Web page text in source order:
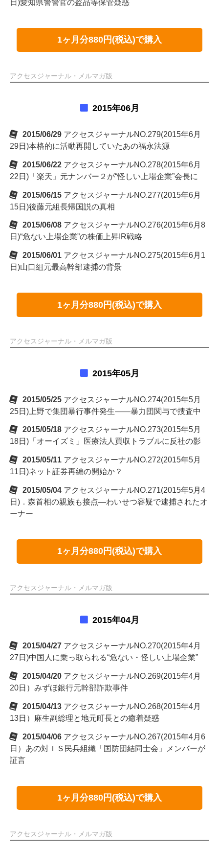
日)愛知県警警官の盗品等保管疑惑
1ヶ月分880円(税込)で購入
アクセスジャーナル・メルマガ版
2015年06月
2015/06/29 アクセスジャーナルNO.279(2015年6月
29日)本格的に活動再開していたあの福永法源
2015/06/22 アクセスジャーナルNO.278(2015年6月
22日)「楽天」元ナンバー２が“怪しい上場企業”会長に
2015/06/15 アクセスジャーナルNO.277(2015年6月
15日)後藤元組長帰国説の真相
2015/06/08 アクセスジャーナルNO.276(2015年6月8
日)“危ない上場企業”の株価上昇IR戦略
2015/06/01 アクセスジャーナルNO.275(2015年6月1
日)山口組元最高幹部逮捕の背景
1ヶ月分880円(税込)で購入
アクセスジャーナル・メルマガ版
2015年05月
2015/05/25 アクセスジャーナルNO.274(2015年5月
25日)上野で集団暴行事件発生――暴力団関与で捜査中
2015/05/18 アクセスジャーナルNO.273(2015年5月
18日)「オーイズミ」医療法人買収トラブルに反社の影
2015/05/11 アクセスジャーナルNO.272(2015年5月
11日)ネット証券再編の開始か？
2015/05/04 アクセスジャーナルNO.271(2015年5月4
日)．森首相の親族も接点―わいせつ容疑で逮捕されたオ
ーナー
1ヶ月分880円(税込)で購入
アクセスジャーナル・メルマガ版
2015年04月
2015/04/27 アクセスジャーナルNO.270(2015年4月
27日)中国人に乗っ取られる“危ない・怪しい上場企業”
2015/04/20 アクセスジャーナルNO.269(2015年4月
20日）みずほ銀行元幹部詐欺事件
2015/04/13 アクセスジャーナルNO.268(2015年4月
13日）麻生副総理と地元町長との癒着疑惑
2015/04/06 アクセスジャーナルNO.267(2015年4月6
日）あの対ＩＳ民兵組織「国防団結同士会」メンバーが
証言
1ヶ月分880円(税込)で購入
アクセスジャーナル・メルマガ版